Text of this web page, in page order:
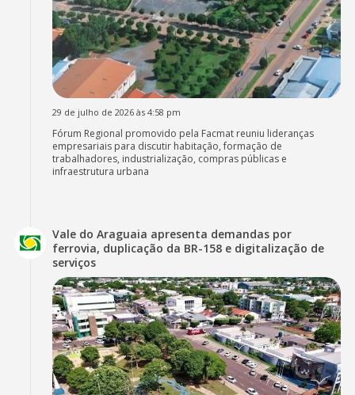
29 de julho de 2026 às 4:58 pm
Fórum Regional promovido pela Facmat reuniu lideranças
empresariais para discutir habitação, formação de
trabalhadores, industrialização, compras públicas e
infraestrutura urbana
Vale do Araguaia apresenta demandas por
ferrovia, duplicação da BR-158 e digitalização de
serviços